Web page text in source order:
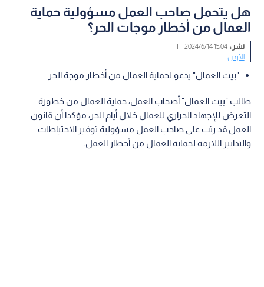
هل يتحمل صاحب العمل مسؤولية حماية
العمال من أخطار موجات الحر؟
نشر :15:04 2024/6/14
|
الأردن
"بيت العمال" يدعو لحماية العمال من أخطار موجة الحر
طالب "بيت العمال" أصحاب العمل، حماية العمال من خطورة
التعرض للإجهاد الحراري للعمال خلال أيام الحر، مؤكدا أن قانون
العمل قد رتب على صاحب العمل مسؤولية توفير الاحتياطات
والتدابير اللازمة لحماية العمال من أخطار العمل.